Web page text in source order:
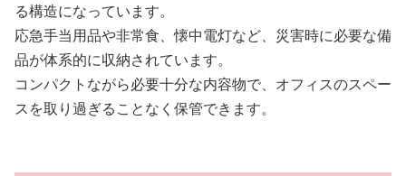
る構造になっています。
応急手当用品や非常食、懐中電灯など、災害時に必要な備
品が体系的に収納されています。
コンパクトながら必要十分な内容物で、オフィスのスペー
スを取り過ぎることなく保管できます。